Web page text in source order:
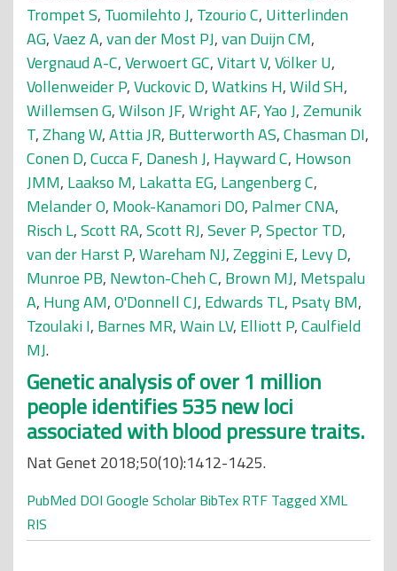
Trompet S, Tuomilehto J, Tzourio C, Uitterlinden
AG,Vaez A,van der Most PJ,van Duijn CM,
Vergnaud A-C,Verwoert GC,Vitart V,Völker U,
Vollenweider P,Vuckovic D,Watkins H,Wild SH,
Willemsen G,Wilson JF,Wright AF,Yao J,Zemunik
T,Zhang W,Attia JR, Butterworth AS,Chasman DI,
Conen D,Cucca F, Danesh J, Hayward C, Howson
JMM, Laakso M, Lakatta EG, Langenberg C,
Melander O, Mook-Kanamori DO, Palmer CNA,
Risch L,Scott RA,Scott RJ,Sever P,Spector TD,
van der Harst P,Wareham NJ,Zeggini E, Levy D,
Munroe PB, Newton-Cheh C, Brown MJ, Metspalu
A, Hung AM,O'Donnell CJ, Edwards TL, Psaty BM,
Tzoulaki I, Barnes MR,Wain LV, Elliott P,Caulfield
MJ.
Genetic analysis of over 1 million
people identifies 535 new loci
associated with blood pressure traits.
Nat Genet 2018;50(10):1412-1425.
PubMed DOI Google Scholar BibTex RTF Tagged XML
RIS